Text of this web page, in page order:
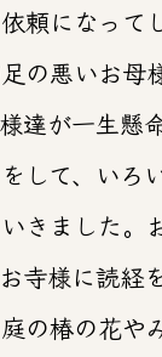
頼になって
の悪いお母
達が一生懸
して、いろ
きました。
寺様に読経
の椿の花や